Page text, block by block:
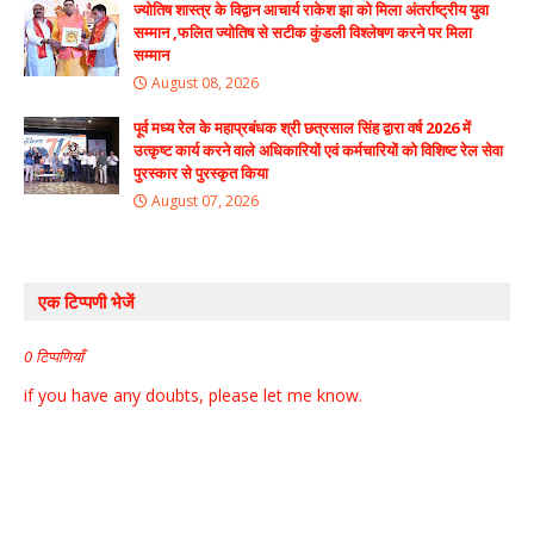
ज्योतिष शास्त्र के विद्वान आचार्य राकेश झा को मिला अंतर्राष्ट्रीय युवा
सम्मान ,फलित ज्योतिष से सटीक कुंडली विश्लेषण करने पर मिला
सम्मान
August 08, 2026
पूर्व मध्य रेल के महाप्रबंधक श्री छत्रसाल सिंह द्वारा वर्ष 2026 में
उत्कृष्ट कार्य करने वाले अधिकारियों एवं कर्मचारियों को विशिष्ट रेल सेवा
पुरस्कार से पुरस्कृत किया
August 07, 2026
एक टिप्पणी भेजें
0 टिप्पणियाँ
if you have any doubts, please let me know.